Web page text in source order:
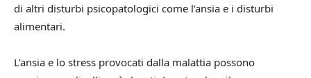
di altri disturbi psicopatologici come l’ansia e i disturbi
alimentari.
L’ansia e lo stress provocati dalla malattia possono